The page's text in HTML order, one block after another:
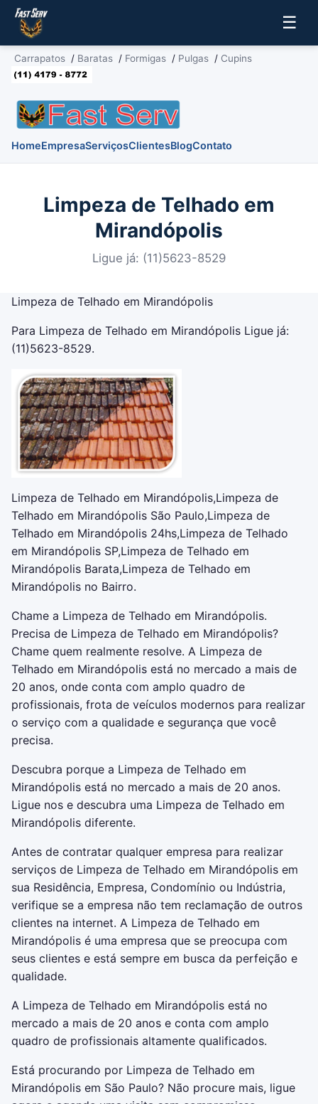
☰
Carrapatos / Baratas / Formigas / Pulgas / Cupins
HomeEmpresaServiçosClientesBlogContato
Limpeza de Telhado em
Mirandópolis
Ligue já: (11)5623-8529
Limpeza de Telhado em Mirandópolis
Para Limpeza de Telhado em Mirandópolis Ligue já:
(11)5623-8529.
Limpeza de Telhado em Mirandópolis,Limpeza de
Telhado em Mirandópolis São Paulo,Limpeza de
Telhado em Mirandópolis 24hs,Limpeza de Telhado
em Mirandópolis SP,Limpeza de Telhado em
Mirandópolis Barata,Limpeza de Telhado em
Mirandópolis no Bairro.
Chame a Limpeza de Telhado em Mirandópolis.
Precisa de Limpeza de Telhado em Mirandópolis?
Chame quem realmente resolve. A Limpeza de
Telhado em Mirandópolis está no mercado a mais de
20 anos, onde conta com amplo quadro de
profissionais, frota de veículos modernos para realizar
o serviço com a qualidade e segurança que você
precisa.
Descubra porque a Limpeza de Telhado em
Mirandópolis está no mercado a mais de 20 anos.
Ligue nos e descubra uma Limpeza de Telhado em
Mirandópolis diferente.
Antes de contratar qualquer empresa para realizar
serviços de Limpeza de Telhado em Mirandópolis em
sua Residência, Empresa, Condomínio ou Indústria,
verifique se a empresa não tem reclamação de outros
clientes na internet. A Limpeza de Telhado em
Mirandópolis é uma empresa que se preocupa com
seus clientes e está sempre em busca da perfeição e
qualidade.
A Limpeza de Telhado em Mirandópolis está no
mercado a mais de 20 anos e conta com amplo
quadro de profissionais altamente qualificados.
Está procurando por Limpeza de Telhado em
Mirandópolis em São Paulo? Não procure mais, ligue